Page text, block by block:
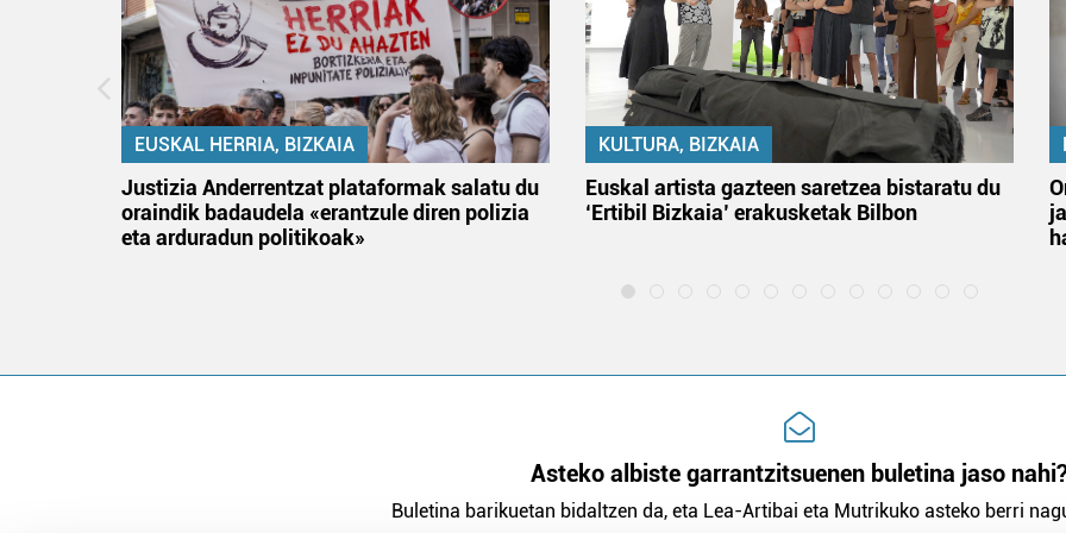
EUSKAL HERRIA, BIZKAIA
Justizia Anderrentzat plataformak salatu du
oraindik badaudela «erantzule diren polizia
eta arduradun politikoak»
KULTURA, BIZKAIA
Euskal artista gazteen saretzea bistaratu du
‘Ertibil Bizkaia’ erakusketak Bilbon
Asteko albiste garrantzitsuenen buletina jaso
Buletina barikuetan bidaltzen da, eta Lea-Artibai eta Mutrikuko asteko berri